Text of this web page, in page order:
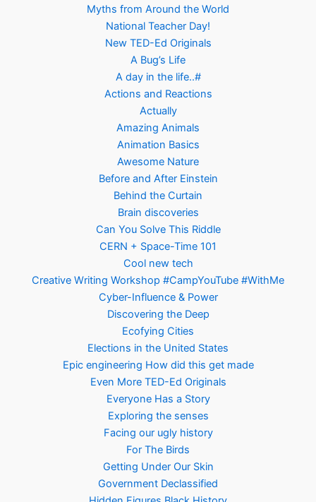
Myths from Around the World
National Teacher Day!
New TED-Ed Originals
A Bug’s Life
A day in the life..#
Actions and Reactions
Actually
Amazing Animals
Animation Basics
Awesome Nature
Before and After Einstein
Behind the Curtain
Brain discoveries
Can You Solve This Riddle
CERN + Space-Time 101
Cool new tech
Creative Writing Workshop #CampYouTube #WithMe
Cyber-Influence & Power
Discovering the Deep
Ecofying Cities
Elections in the United States
Epic engineering How did this get made
Even More TED-Ed Originals
Everyone Has a Story
Exploring the senses
Facing our ugly history
For The Birds
Getting Under Our Skin
Government Declassified